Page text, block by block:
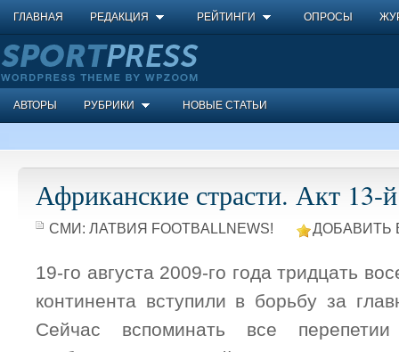
ГЛАВНАЯ РЕДАКЦИЯ РЕЙТИНГИ ОПРОСЫ
АВТОРЫ РУБРИКИ НОВЫЕ СТАТЬИ
Африканские страсти. Акт 13-й
СМИ: ЛАТВИЯ FOOTBALLNEWS! ДОБАВИТЬ
19-го августа 2009-го года тридцать
континента вступили в борьбу за
Сейчас вспоминать все